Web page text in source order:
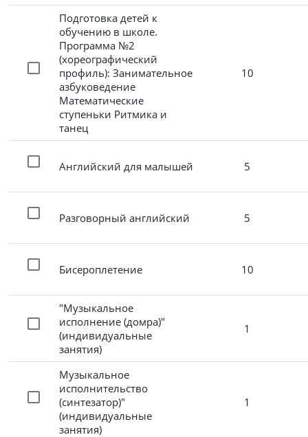
Подготовка детей к
обучению в школе.
Программа №2
(хореографический
профиль): Занимательное
азбуковедение
Математические
ступеньки Ритмика и
танец
10
Английский для малышей 5
Разговорный английский 5
Бисероплетение 10
"Музыкальное
исполнение (домра)"
(индивидуальные
занятия)
1
Музыкальное
исполнительство
(синтезатор)"
(индивидуальные
занятия)
1